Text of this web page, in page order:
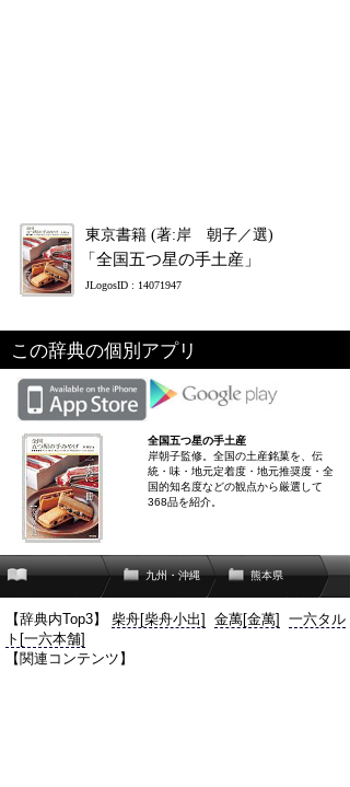
東京書籍 (著:岸 朝子／選)
「全国五つ星の手土産」
JLogosID : 14071947
この辞典の個別アプリ
全国五つ星の手土産
岸朝子監修。全国の土産銘菓を、伝
統・味・地元定着度・地元推奨度・全
国的知名度などの観点から厳選して
368品を紹介。
九州・沖縄 熊本県
【辞典内Top3】 柴舟[柴舟小出] 金萬[金萬] 一六タル
ト[一六本舗]
【関連コンテンツ】